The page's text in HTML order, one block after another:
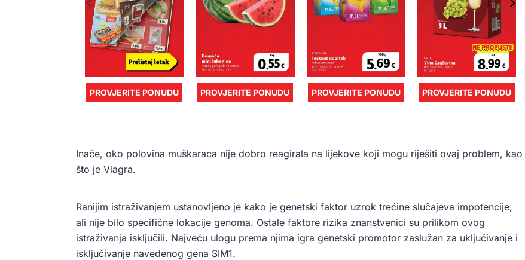
PROVJERITE PONUDU PROVJERITE PONUDU PROVJERITE PONUDU PROVJERITE PONUDU
Inače, oko polovina muškaraca nije dobro reagirala na lijekove koji mogu riješiti ovaj problem, kao
što je Viagra.
Ranijim istraživanjem ustanovljeno je kako je genetski faktor uzrok trećine slučajeva impotencije,
ali nije bilo specifične lokacije genoma. Ostale faktore rizika znanstvenici su prilikom ovog
istraživanja isključili. Najveću ulogu prema njima igra genetski promotor zaslužan za uključivanje i
isključivanje navedenog gena SIM1.